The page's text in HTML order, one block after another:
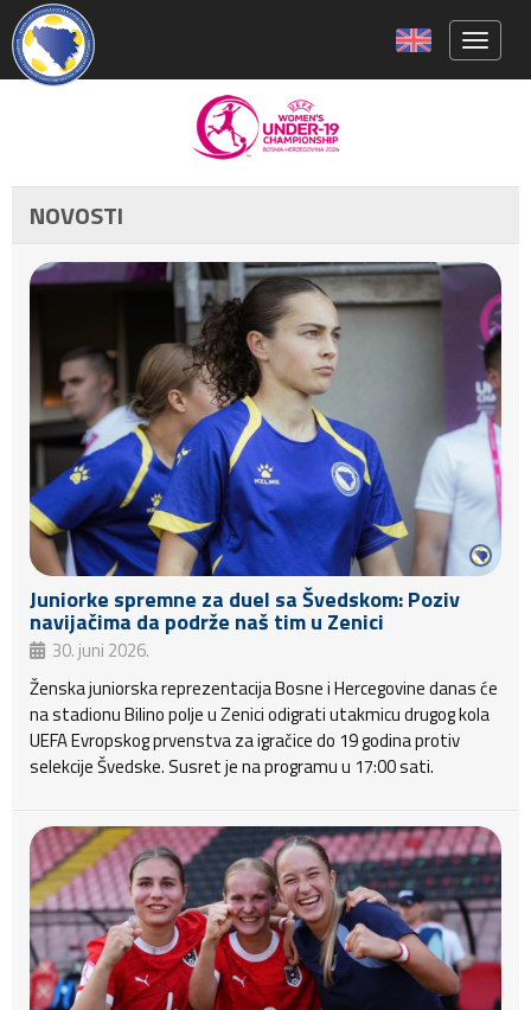
NOVOSTI
Juniorke spremne za duel sa Švedskom: Poziv
navijačima da podrže naš tim u Zenici
30. juni 2026.
Ženska juniorska reprezentacija Bosne i Hercegovine danas će
na stadionu Bilino polje u Zenici odigrati utakmicu drugog kola
UEFA Evropskog prvenstva za igračice do 19 godina protiv
selekcije Švedske. Susret je na programu u 17:00 sati.